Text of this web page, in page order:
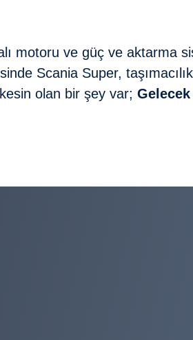
motoru ve güç ve aktarma
Scania Super,
olan bir şey var;